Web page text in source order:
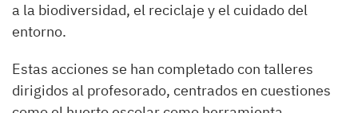
a la biodiversidad, el reciclaje y el cuidado del
entorno.
Estas acciones se han completado con talleres
dirigidos al profesorado, centrados en cuestiones